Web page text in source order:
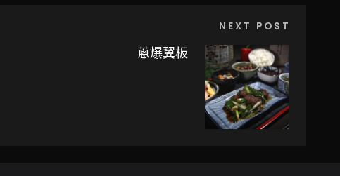
NEXT POST
蔥爆翼板